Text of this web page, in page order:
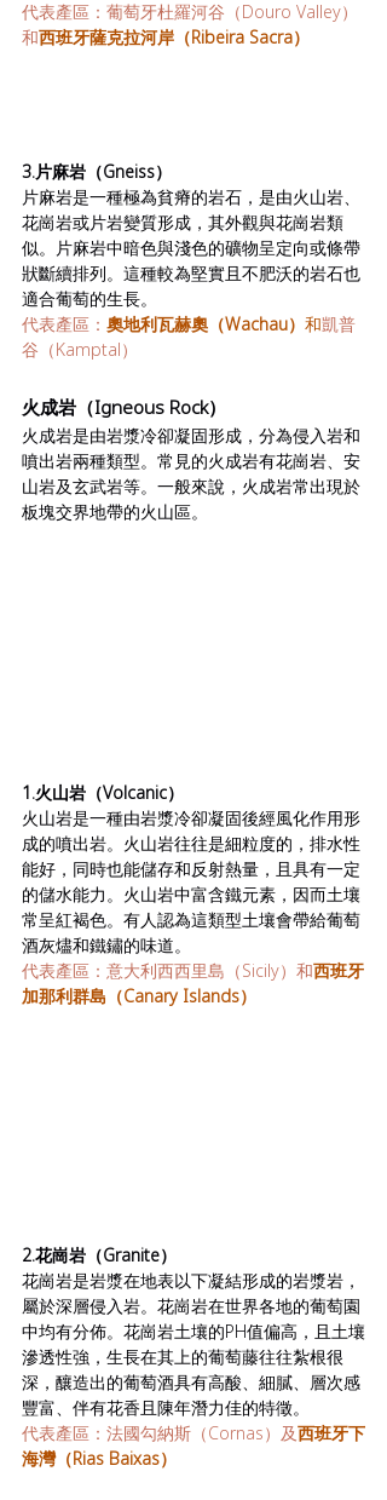
代表產區：葡萄牙杜羅河谷（Douro Valley）
和西班牙薩克拉河岸（Ribeira Sacra）
3.片麻岩（Gneiss）
片麻岩是一種極為貧瘠的岩石，是由火山岩、
花崗岩或片岩變質形成，其外觀與花崗岩類
似。片麻岩中暗色與淺色的礦物呈定向或條帶
狀斷續排列。這種較為堅實且不肥沃的岩石也
適合葡萄的生長。
代表產區： 奧地利瓦赫奧（Wachau） 和凱普
谷（Kamptal）
火成岩（Igneous Rock）
火成岩是由岩漿冷卻凝固形成，分為侵入岩和
噴出岩兩種類型。常見的火成岩有花崗岩、安
山岩及玄武岩等。一般來說，火成岩常出現於
板塊交界地帶的火山區。
1.火山岩（Volcanic）
火山岩是一種由岩漿冷卻凝固後經風化作用形
成的噴出岩。火山岩往往是細粒度的，排水性
能好，同時也能儲存和反射熱量，且具有一定
的儲水能力。火山岩中富含鐵元素，因而土壤
常呈紅褐色。有人認為這類型土壤會帶給葡萄
酒灰燼和鐵鏽的味道。
代表產區：意大利西西里島（Sicily）和西班牙
加那利群島（Canary Islands）
2.花崗岩（Granite）
花崗岩是岩漿在地表以下凝結形成的岩漿岩，
屬於深層侵入岩。花崗岩在世界各地的葡萄園
中均有分佈。花崗岩土壤的PH值偏高，且土壤
滲透性強，生長在其上的葡萄藤往往紮根很
深，釀造出的葡萄酒具有高酸、細膩、層次感
豐富、伴有花香且陳年潛力佳的特徵。
代表產區：法國勾納斯（Cornas）及西班牙下
海灣（Rias Baixas）